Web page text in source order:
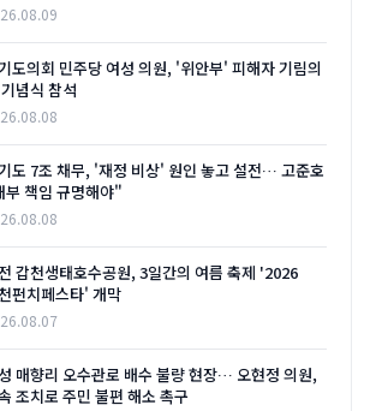
도의회 민주당 여성 의원, '위안부' 피해자 기림의
념식 참석
도 7조 채무, '재정 비상' 원인 놓고 설전… 고준호
부 책임 규명해야"
갑천생태호수공원, 3일간의 여름 축제 '2026
펀치페스타' 개막
매향리 오수관로 배수 불량 현장… 오현정 의원,
조치로 주민 불편 해소 촉구